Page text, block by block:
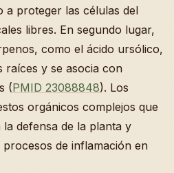
a proteger las células del
libres. En segundo lugar,
como el ácido ursólico,
raíces y se asocia con
(PMID 23088848). Los
orgánicos complejos que
defensa de la planta y
de inflamación en